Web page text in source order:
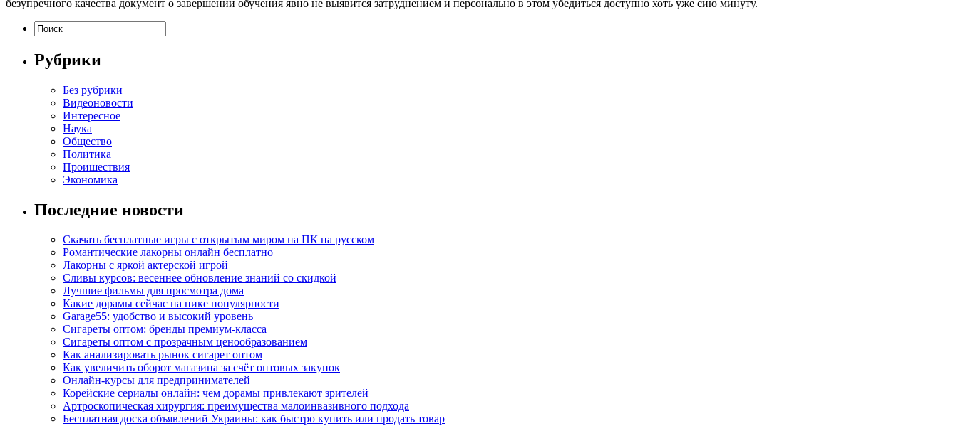
безупречного качества документ о завершении обучения явно не выявится затруднением и персонально в этом убедиться доступно хоть уже сию минуту.
Рубрики
Без рубрики
Видеоновости
Интересное
Наука
Общество
Политика
Проишествия
Экономика
Последние новости
Скачать бесплатные игры с открытым миром на ПК на русском
Романтические лакорны онлайн бесплатно
Лакорны с яркой актерской игрой
Сливы курсов: весеннее обновление знаний со скидкой
Лучшие фильмы для просмотра дома
Какие дорамы сейчас на пике популярности
Garage55: удобство и высокий уровень
Сигареты оптом: бренды премиум-класса
Сигареты оптом с прозрачным ценообразованием
Как анализировать рынок сигарет оптом
Как увеличить оборот магазина за счёт оптовых закупок
Онлайн-курсы для предпринимателей
Корейские сериалы онлайн: чем дорамы привлекают зрителей
Артроскопическая хирургия: преимущества малоинвазивного подхода
Бесплатная доска объявлений Украины: как быстро купить или продать товар